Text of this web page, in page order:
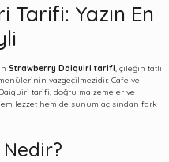
Yazın En
Strawberry Daiquiri tarifi, çileğin tatlı
vazgeçilmezidir. Cafe ve
tarifi, doğru malzemeler ve
lezzet hem de sunum açısından fark